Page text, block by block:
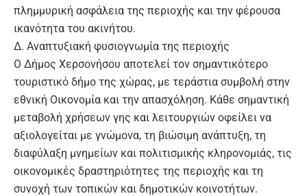
πλημμυρική ασφάλεια της περιοχής και την φέρουσα
ικανότητα του ακινήτου.
Δ. Αναπτυξιακή φυσιογνωμία της περιοχής
Ο Δήμος Χερσονήσου αποτελεί τον σημαντικότερο
τουριστικό δήμο της χώρας, με τεράστια συμβολή στην
εθνική Οικονομία και την απασχόληση. Κάθε σημαντική
μεταβολή χρήσεων γης και λειτουργιών οφείλει να
αξιολογείται με γνώμονα, τη βιώσιμη ανάπτυξη, τη
διαφύλαξη μνημείων και πολιτισμικής κληρονομιάς, τις
οικονομικές δραστηριότητες της περιοχής και τη
συνοχή των τοπικών και δημοτικών κοινοτήτων.